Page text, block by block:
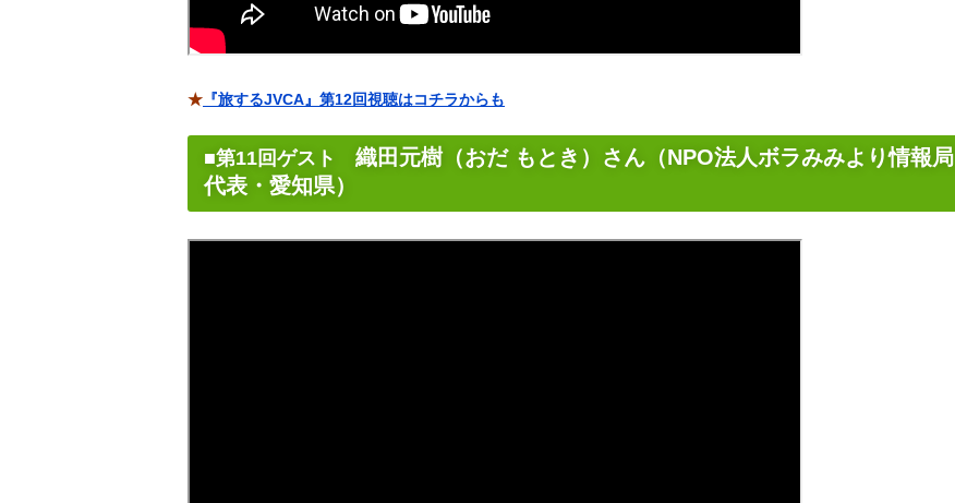
★ 『旅するJVCA』第12回視聴はコチラからも
■第11回ゲスト 織田元樹（おだ もとき）さん（NPO法人ボラみみより情報局
代表・愛知県）